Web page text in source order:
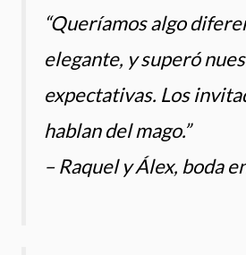
“Queríamos algo
elegante, y superó
expectativas. Los
hablan del mago.”
– Raquel y Álex, boda